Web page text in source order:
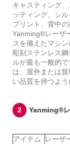
キャスティング
ッティング、シ
プリント、背中の
Yanming®レーザ
スを備えたマシ
彫刻ステンレス
ルが最も一般的
は、屋外または
い品質を持つよう
2 Yanming®レ
アイテム
レーザ